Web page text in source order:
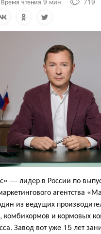
— лидер в России по
агентства
из ведущих
комбикормов и кормовых
Завод вот уже 15 лет